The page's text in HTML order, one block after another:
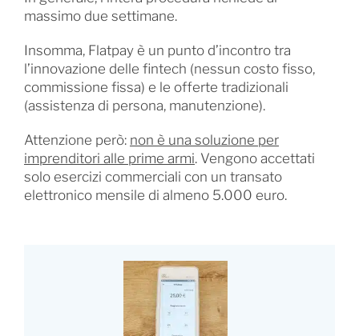
massimo due settimane.
Insomma, Flatpay è un punto d’incontro tra
l’innovazione delle fintech (nessun costo fisso,
commissione fissa) e le offerte tradizionali
(assistenza di persona, manutenzione).
Attenzione però: non è una soluzione per
imprenditori alle prime armi. Vengono accettati
solo esercizi commerciali con un transato
elettronico mensile di almeno 5.000 euro.